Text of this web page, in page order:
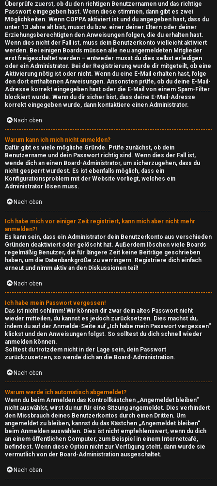
Überprüfe zuerst, ob du den richtigen Benutzernamen und das richtige
Passwort eingegeben hast. Wenn diese stimmen, dann gibt es zwei
Möglichkeiten. Wenn COPPA aktiviert ist und du angegeben hast, dass du
unter 13 Jahre alt bist, musst du bzw. einer deiner Eltern oder deiner
Erziehungsberechtigten den Anweisungen folgen, die du erhalten hast.
Wenn dies nicht der Fall ist, muss dein Benutzerkonto vielleicht aktiviert
werden. Bei einigen Boards müssen alle neu angemeldeten Mitglieder
erst freigeschaltet werden – entweder musst du dies selbst erledigen
oder ein Administrator. Bei der Registrierung wurde dir mitgeteilt, ob eine
Aktivierung nötig ist oder nicht. Wenn du eine E-Mail erhalten hast, folge
den dort enthaltenen Anweisungen. Ansonsten prüfe, ob du deine E-Mail-
Adresse korrekt eingegeben hast oder die E-Mail von einem Spam-Filter
blockiert wurde. Wenn du dir sicher bist, dass deine E-Mail-Adresse
korrekt eingegeben wurde, dann kontaktiere einen Administrator.
Nach oben
Warum kann ich mich nicht anmelden?
Dafür gibt es viele mögliche Gründe. Prüfe zunächst, ob dein
Benutzername und dein Passwort richtig sind. Wenn dies der Fall ist,
wende dich an einen Board-Administrator, um sicherzugehen, dass du
nicht gesperrt wurdest. Es ist ebenfalls möglich, dass ein
Konfigurationsproblem mit der Website vorliegt, welches ein
Administrator lösen muss.
Nach oben
Ich habe mich vor einiger Zeit registriert, kann mich aber nicht mehr
anmelden?!
Es kann sein, dass ein Administrator dein Benutzerkonto aus verschieden
Gründen deaktiviert oder gelöscht hat. Außerdem löschen viele Boards
regelmäßig Benutzer, die für längere Zeit keine Beiträge geschrieben
haben, um die Datenbankgröße zu verringern. Registriere dich einfach
erneut und nimm aktiv an den Diskussionen teil!
Nach oben
Ich habe mein Passwort vergessen!
Das ist nicht schlimm! Wir können dir zwar dein altes Passwort nicht
wieder mitteilen, du kannst es jedoch zurücksetzen. Dies machst du,
indem du auf der Anmelde-Seite auf „Ich habe mein Passwort vergessen“
klickst und den Anweisungen folgst. So solltest du dich schnell wieder
anmelden können.
Solltest du trotzdem nicht in der Lage sein, dein Passwort
zurückzusetzen, so wende dich an die Board-Administration.
Nach oben
Warum werde ich automatisch abgemeldet?
Wenn du beim Anmelden das Kontrollkästchen „Angemeldet bleiben“
nicht auswählst, wirst du nur für eine Sitzung angemeldet. Dies verhindert
den Missbrauch deines Benutzerkontos durch einen Dritten. Um
angemeldet zu bleiben, kannst du das Kästchen „Angemeldet bleiben“
beim Anmelden auswählen. Dies ist nicht empfehlenswert, wenn du dich
an einem öffentlichen Computer, zum Beispiel in einem Internetcafé,
befindest. Wenn diese Option nicht zur Verfügung steht, dann wurde sie
vermutlich von der Board-Administration ausgeschaltet.
Nach oben
e